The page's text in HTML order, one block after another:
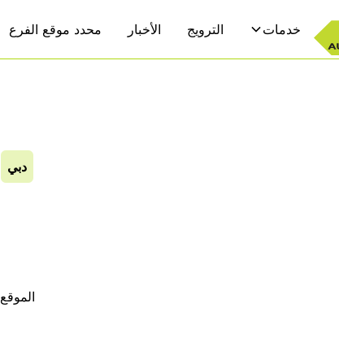
خدمات الترويج الأخبار محدد موقع الفرع
دبي
الموقع